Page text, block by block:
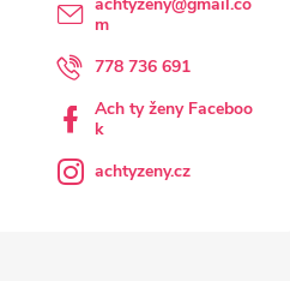
m
778 736 691
Ach ty ženy Faceboo
k
achtyzeny.cz